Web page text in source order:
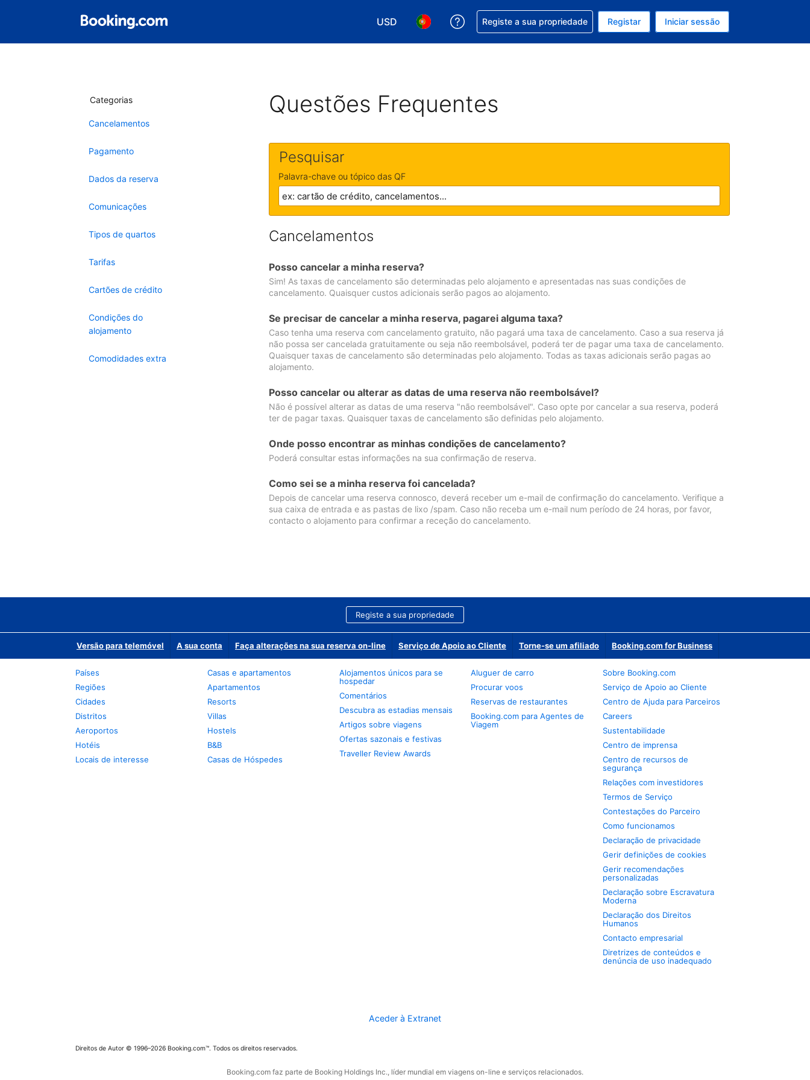
USD
Escolha a sua moeda. A sua moeda atual é Dólar dos EUA
Escolha o seu idioma. O seu idioma atual é Português
Obtenha ajuda com a sua reserva
Registe a sua propriedade Registar Iniciar sessão
Categorias
Cancelamentos
Pagamento
Dados da reserva
Comunicações
Tipos de quartos
Tarifas
Cartões de crédito
Condições do
alojamento
Comodidades extra
Questões Frequentes
Pesquisar
Palavra-chave ou tópico das QF
Cancelamentos
Posso cancelar a minha reserva?
Sim! As taxas de cancelamento são determinadas pelo alojamento e apresentadas nas suas condições de
cancelamento. Quaisquer custos adicionais serão pagos ao alojamento.
Se precisar de cancelar a minha reserva, pagarei alguma taxa?
Caso tenha uma reserva com cancelamento gratuito, não pagará uma taxa de cancelamento. Caso a sua reserva já
não possa ser cancelada gratuitamente ou seja não reembolsável, poderá ter de pagar uma taxa de cancelamento.
Quaisquer taxas de cancelamento são determinadas pelo alojamento. Todas as taxas adicionais serão pagas ao
alojamento.
Posso cancelar ou alterar as datas de uma reserva não reembolsável?
Não é possível alterar as datas de uma reserva "não reembolsável". Caso opte por cancelar a sua reserva, poderá
ter de pagar taxas. Quaisquer taxas de cancelamento são definidas pelo alojamento.
Onde posso encontrar as minhas condições de cancelamento?
Poderá consultar estas informações na sua confirmação de reserva.
Como sei se a minha reserva foi cancelada?
Depois de cancelar uma reserva connosco, deverá receber um e-mail de confirmação do cancelamento. Verifique a
sua caixa de entrada e as pastas de lixo /spam. Caso não receba um e-mail num período de 24 horas, por favor,
contacto o alojamento para confirmar a receção do cancelamento.
Registe a sua propriedade
Versão para telemóvel A sua conta Faça alterações na sua reserva on-line Serviço de Apoio ao Cliente Torne-se um afiliado Booking.com for Business
Países
Regiões
Cidades
Distritos
Aeroportos
Hotéis
Locais de interesse
Casas e apartamentos
Apartamentos
Resorts
Villas
Hostels
B&B
Casas de Hóspedes
Alojamentos únicos para se
hospedar
Comentários
Descubra as estadias mensais
Artigos sobre viagens
Ofertas sazonais e festivas
Traveller Review Awards
Aluguer de carro
Procurar voos
Reservas de restaurantes
Booking.com para Agentes de
Viagem
Sobre Booking.com
Serviço de Apoio ao Cliente
Centro de Ajuda para Parceiros
Careers
Sustentabilidade
Centro de imprensa
Centro de recursos de
segurança
Relações com investidores
Termos de Serviço
Contestações do Parceiro
Como funcionamos
Declaração de privacidade
Gerir definições de cookies
Gerir recomendações
personalizadas
Declaração sobre Escravatura
Moderna
Declaração dos Direitos
Humanos
Contacto empresarial
Diretrizes de conteúdos e
denúncia de uso inadequado
Aceder à Extranet
Direitos de Autor © 1996–2026 Booking.com™. Todos os direitos reservados.
Booking.com faz parte de Booking Holdings Inc., líder mundial em viagens on-line e serviços relacionados.